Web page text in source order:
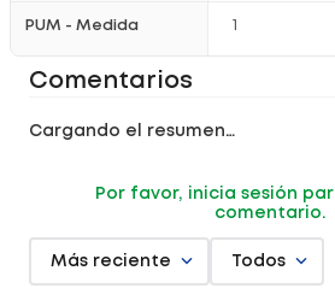
PUM - Medida
Comentarios
Cargando el resumen…
Por favor, inicia sesión
comentario.
Más reciente Todos